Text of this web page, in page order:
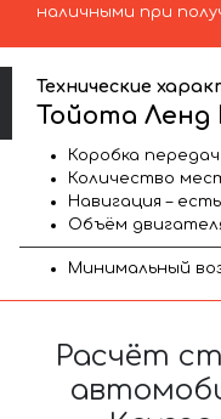
наличными при
Технические
Тойота Ленд
Коробка
Количество
Навигация – есть
Объём
Минимальный
Расчёт